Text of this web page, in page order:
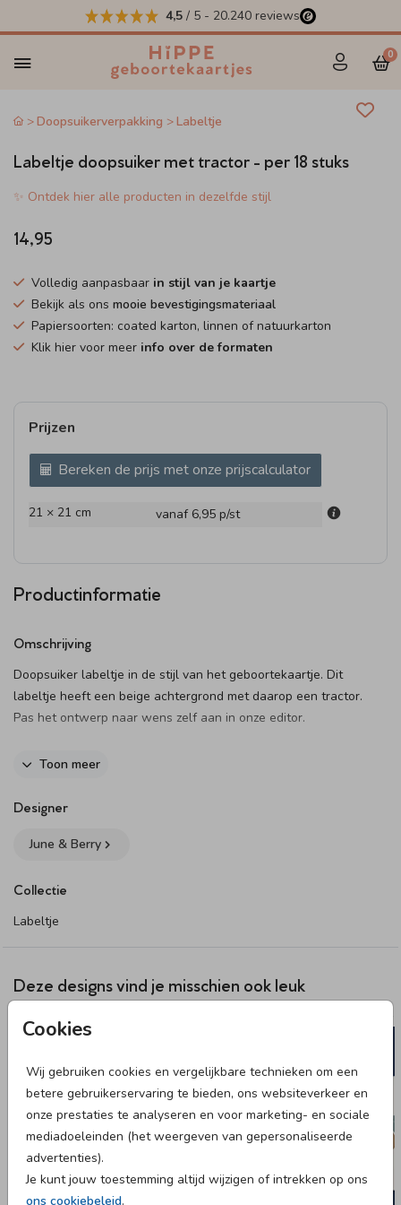
4,5 / 5 - 20.240 reviews
0
Cookies
Wij gebruiken cookies en vergelijkbare technieken om een
betere gebruikerservaring te bieden, ons websiteverkeer en
onze prestaties te analyseren en voor marketing- en sociale
mediadoeleinden (het weergeven van gepersonaliseerde
advertenties).
Je kunt jouw toestemming altijd wijzigen of intrekken op ons
ons cookiebeleid.
Doopsuikerverpakking Labeltje
Labeltje doopsuiker met tractor - per 18 stuks
✨ Ontdek hier alle producten in dezelfde stijl
14,95
Volledig aanpasbaar in stijl van je kaartje
Bekijk als ons mooie bevestigingsmateriaal
Papiersoorten: coated karton, linnen of natuurkarton
Klik hier voor meer info over de formaten
Prijzen
Bereken de prijs met onze prijscalculator
21 × 21 cm vanaf 6,95 p/st
Productinformatie
Omschrijving
Doopsuiker labeltje in de stijl van het geboortekaartje. Dit
labeltje heeft een beige achtergrond met daarop een tractor.
Pas het ontwerp naar wens zelf aan in onze editor.
Het label kan je doormiddel van een lief lintje, touwtje, of
vinden. Let op: omdat je kunt kiezen uit verschillende
van jouw voorkeur los bij het product. Wanneer je de
• 18 labels per vel.
• Papiersoort: coated karton.
Dit product maakt onderdeel uit van
Toon meer
Designer
June & Berry
Collectie
Labeltje
Deze designs vind je misschien ook leuk